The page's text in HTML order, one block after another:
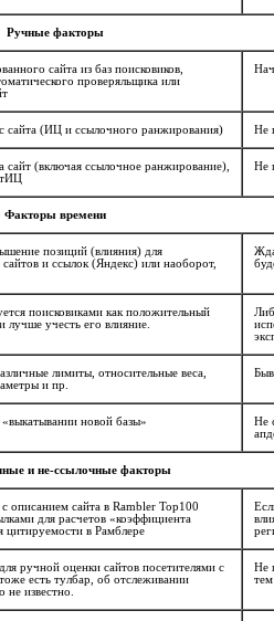
Ручные факторы
сайта из баз поисковиков,
проверяльщика или
сайта (ИЦ и ссылочного ранжирования) Не
сайт (включая ссылочное ранжирование),
тИЦ
Не
Факторы времени
позиций (влияния) для
и ссылок (Яндекс) или наоборот,
поисковиками как положительный
лучше учесть его влияние.
лимиты, относительные веса,
и пр.
новой базы»
Не
и не-ссылочные факторы
описанием сайта в Rambler Top100
для расчетов «коэффициента
цитируемости в Рамблере
ручной оценки сайтов посетителями с
есть тулбар, об отслеживании
не известно.
Не
тем